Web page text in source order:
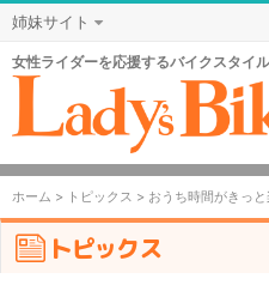
姉妹サイト
女性ライダーを応援するバイクスタイ
ホーム > トピックス > おうち時間がきっと楽しくな
トピックス